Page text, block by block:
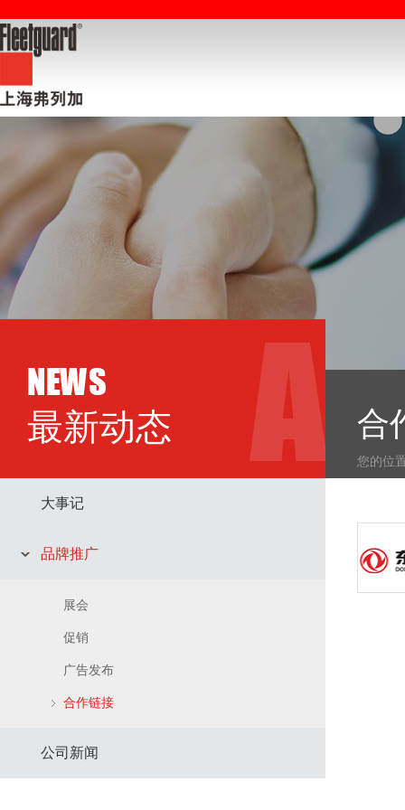
最新动态
大事记
品牌推广
展会
促销
广告发布
合作链接
公司新闻
合
您的位